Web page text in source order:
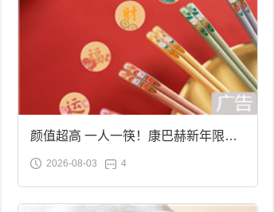
颜值超高 一人一筷！康巴赫新年限定
合金筷子大促：19.9元
2026-08-03 4